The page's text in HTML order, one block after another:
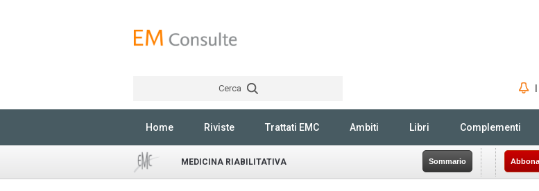
Cerca
Home Riviste Trattati EMC Ambiti Libri Complementi
MEDICINA RIABILITATIVA Sommario